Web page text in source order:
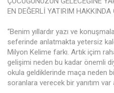
EN DEĞERLİ YATIRIM
“Benim yıllardır yazı ve
seferinde anlatmakta yetersiz
Milyon Kelime farkı. Artık içim
gelişimi neden bu kadar önemli
okula geldiklerinde maça neden
soranlara verecek bir yanıtım var